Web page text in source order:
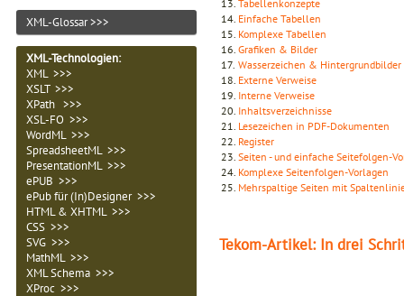
XML-Glossar >>>
XML-Technologien:
XML >>>
XSLT >>>
XPath >>>
XSL-FO >>>
WordML >>>
SpreadsheetML >>>
PresentationML >>>
ePUB >>>
ePub für (In)Designer >>>
HTML & XHTML >>>
CSS >>>
SVG >>>
MathML >>>
XML Schema >>>
XProc >>>
13. Tabellenkonzepte
14. Einfache Tabellen
15. Komplexe Tabellen
16. Grafiken & Bilder
17. Wasserzeichen & Hintergrundbilder
18. Externe Verweise
19. Interne Verweise
20. Inhaltsverzeichnisse
21. Lesezeichen in PDF-Dokumenten
22. Register
23. Seiten - und einfache Seitefolgen-
24. Komplexe Seitenfolgen-Vorlagen
25. Mehrspaltige Seiten mit
Tekom-Artikel: In drei